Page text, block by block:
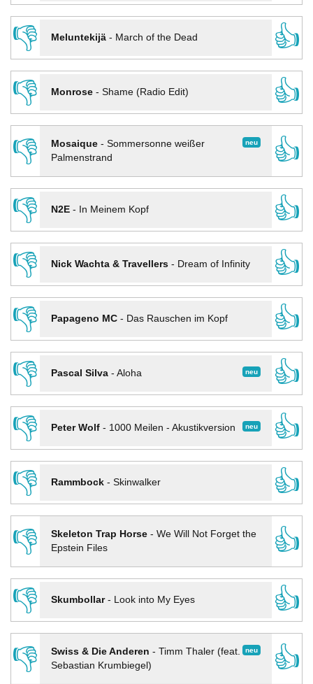
👎
Meluntekijä- March of the Dead
👍
👎
Monrose- Shame (Radio Edit)
👍
👎
neu
Mosaique- Sommersonne weißer
Palmenstrand
👍
👎
N2E- In Meinem Kopf
👍
👎
Nick Wachta & Travellers- Dream of Infinity
👍
👎
Papageno MC- Das Rauschen im Kopf
👍
👎
neu
Pascal Silva- Aloha
👍
👎
neu
Peter Wolf- 1000 Meilen - Akustikversion
👍
👎
Rammbock- Skinwalker
👍
👎
Skeleton Trap Horse- We Will Not Forget the
Epstein Files
👍
👎
Skumbollar- Look into My Eyes
👍
👎
neu
Swiss & Die Anderen - Timm Thaler (feat.
Sebastian Krumbiegel)
👍